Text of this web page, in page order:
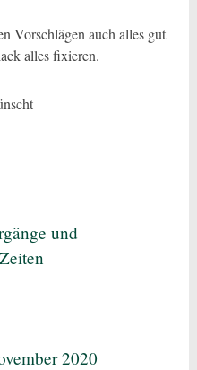
Vorschlägen auch alles gut
alles fixieren.
und
2020